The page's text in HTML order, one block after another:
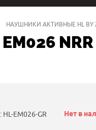
НАУШНИКИ АКТИВНЫЕ HL BY
HL-EM026-GR Нет в